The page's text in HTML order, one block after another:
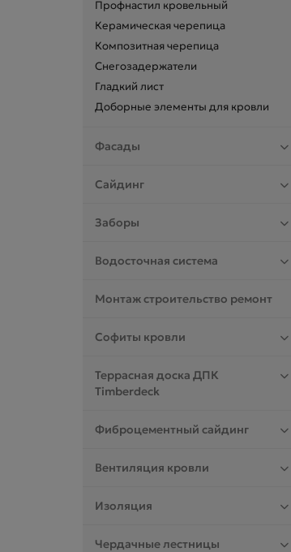
Профнастил кровельный
Керамическая черепица
Композитная черепица
Снегозадержатели
Гладкий лист
Доборные элементы для кровли
Фасады
Сайдинг
Заборы
Водосточная система
Монтаж строительство ремонт
Софиты кровли
Террасная доска ДПК
Timberdeck
Фиброцементный сайдинг
Вентиляция кровли
Изоляция
Чердачные лестницы